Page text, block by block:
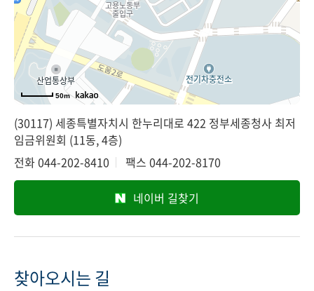
50m
(30117) 세종특별자치시 한누리대로 422 정부세종청사 최저
임금위원회 (11동, 4층)
전화044-202-8410 팩스 044-202-8170
네이버 길찾기
찾아오시는 길